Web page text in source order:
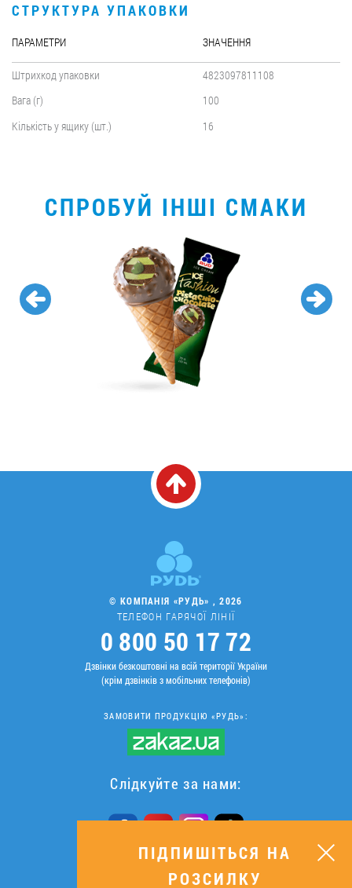
СТРУКТУРА УПАКОВКИ
ПАРАМЕТРИ ЗНАЧЕННЯ
Штрихкод упаковки
4823097811108
Вага (г)
100
Кількість у ящику (шт.)
16
СПРОБУЙ ІНШІ СМАКИ
© КОМПАНІЯ «РУДЬ» , 2026
ТЕЛЕФОН ГАРЯЧОЇ ЛІНІЇ
0 800 50 17 72
Дзвінки безкоштовні на всій території України
(крім дзвінків з мобільних телефонів)
ЗАМОВИТИ ПРОДУКЦІЮ «РУДЬ»:
Слідкуйте за нами:
ПІДПИШІТЬСЯ НА РОЗСИЛКУ
ПІДПИШІТЬСЯ НА
РОЗСИЛКУ